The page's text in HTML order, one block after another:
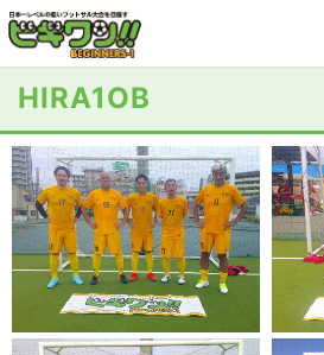
カテゴリー
会場
大会結果
スタッフ紹介
よくある質問
参加者の声
HIRA1OB